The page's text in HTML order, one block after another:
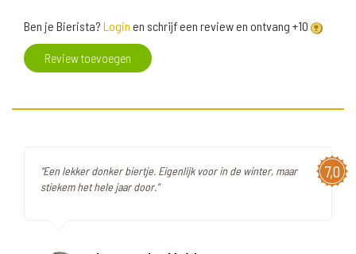
Ben je Bierista? Login en schrijf een review en ontvang +10
Review toevoegen
7,0
"Een lekker donker biertje. Eigenlijk voor in de winter, maar
stiekem het hele jaar door."